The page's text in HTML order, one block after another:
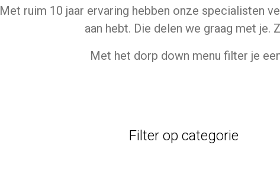
Met ruim 10 jaar ervaring hebben onze specialisten
aan hebt. Die delen we graag met je.
Met het dorp down menu filter je
Filter op categorie